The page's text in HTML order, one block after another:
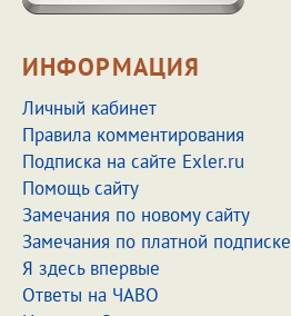
ИНФОРМАЦИЯ
Личный кабинет
Правила комментирования
Подписка на сайте Exler.ru
Помощь сайту
Замечания по новому сайту
Замечания по платной подписке
Я здесь впервые
Ответы на ЧАВО